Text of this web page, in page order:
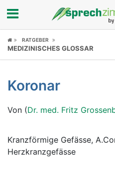
Fokus
Symptome
Untersuchungen
News
RATGEBER
MEDIZINISCHES GLOSSAR
Koronar
Von (Dr. med. Fritz
Kranzförmige Gefässe,
Herzkranzgefässe